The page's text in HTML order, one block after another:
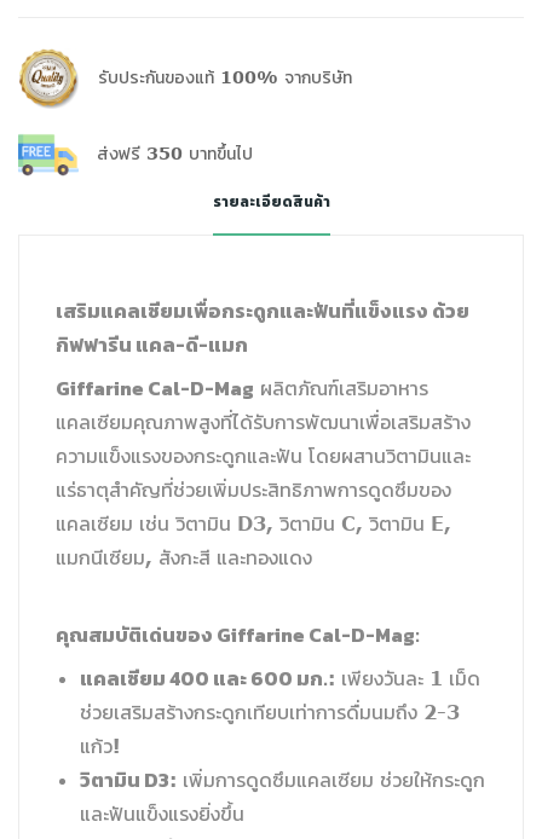
รับประกันของแท้ 100% จากบริษัท
ส่งฟรี 350 บาทขึ้นไป
รายละเอียดสินค้า
เสริมแคลเซียมเพื่อกระดูกและฟันที่แข็งแรง ด้วย
กิฟฟารีน แคล-ดี-แมก
Giffarine Cal-D-Mag ผลิตภัณฑ์เสริมอาหาร
แคลเซียมคุณภาพสูงที่ได้รับการพัฒนาเพื่อเสริมสร้าง
ความแข็งแรงของกระดูกและฟัน โดยผสานวิตามินและ
แร่ธาตุสำคัญที่ช่วยเพิ่มประสิทธิภาพการดูดซึมของ
แคลเซียม เช่น วิตามิน D3, วิตามิน C, วิตามิน E,
แมกนีเซียม, สังกะสี และทองแดง
คุณสมบัติเด่นของ Giffarine Cal-D-Mag:
แคลเซียม 400 และ 600 มก.: เพียงวันละ 1 เม็ด
ช่วยเสริมสร้างกระดูกเทียบเท่าการดื่มนมถึง 2-3
แก้ว!
วิตามิน D3: เพิ่มการดูดซึมแคลเซียม ช่วยให้กระดูก
และฟันแข็งแรงยิ่งขึ้น